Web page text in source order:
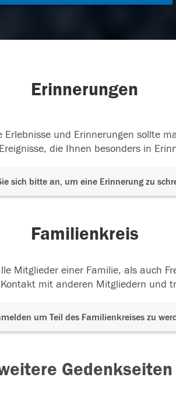
Erinnerungen
Erlebnisse und Erinnerungen sollte
die Ihnen besonders in
sich bitte an, um eine Erinnerung zu
Familienkreis
Mitglieder einer Familie, als auch
mit anderen Mitgliedern und
um Teil des Familienkreises zu
Gedenkseiten